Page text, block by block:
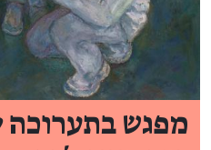
מפגש בתערוכה